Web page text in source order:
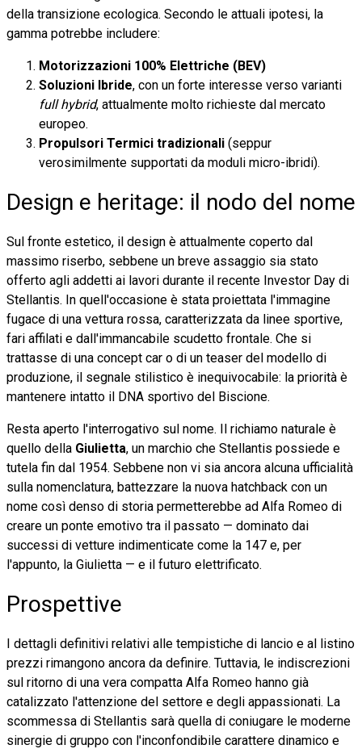
della transizione ecologica. Secondo le attuali ipotesi, la
gamma potrebbe includere:
Motorizzazioni 100% Elettriche (BEV)
Soluzioni Ibride, con un forte interesse verso varianti
full hybrid, attualmente molto richieste dal mercato
europeo.
Propulsori Termici tradizionali (seppur
verosimilmente supportati da moduli micro-ibridi).
Design e heritage: il nodo del nome
Sul fronte estetico, il design è attualmente coperto dal
massimo riserbo, sebbene un breve assaggio sia stato
offerto agli addetti ai lavori durante il recente Investor Day di
Stellantis. In quell'occasione è stata proiettata l'immagine
fugace di una vettura rossa, caratterizzata da linee sportive,
fari affilati e dall'immancabile scudetto frontale. Che si
trattasse di una concept car o di un teaser del modello di
produzione, il segnale stilistico è inequivocabile: la priorità è
mantenere intatto il DNA sportivo del Biscione.
Resta aperto l'interrogativo sul nome. Il richiamo naturale è
quello della Giulietta, un marchio che Stellantis possiede e
tutela fin dal 1954. Sebbene non vi sia ancora alcuna ufficialità
sulla nomenclatura, battezzare la nuova hatchback con un
nome così denso di storia permetterebbe ad Alfa Romeo di
creare un ponte emotivo tra il passato — dominato dai
successi di vetture indimenticate come la 147 e, per
l'appunto, la Giulietta — e il futuro elettrificato.
Prospettive
I dettagli definitivi relativi alle tempistiche di lancio e al listino
prezzi rimangono ancora da definire. Tuttavia, le indiscrezioni
sul ritorno di una vera compatta Alfa Romeo hanno già
catalizzato l'attenzione del settore e degli appassionati. La
scommessa di Stellantis sarà quella di coniugare le moderne
sinergie di gruppo con l'inconfondibile carattere dinamico e